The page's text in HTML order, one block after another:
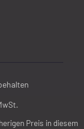
Preis in diesem